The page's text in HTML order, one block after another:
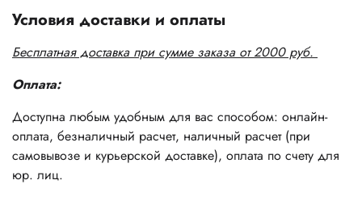
Условия доставки и оплаты
Бесплатная доставка при сумме заказа от 2000 руб.
Оплата:
Доступна любым удобным для вас способом: онлайн-
оплата, безналичный расчет, наличный расчет (при
самовывозе и курьерской доставке), оплата по счету для
юр. лиц.